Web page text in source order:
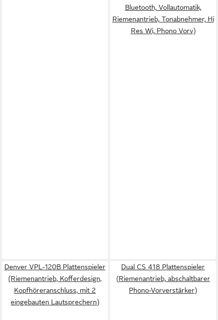
Bluetooth, Vollautomatik,
Riemenantrieb, Tonabnehmer, Hi
Res Wi, Phono Vorv)
Denver VPL-120B Plattenspieler
(Riemenantrieb, Kofferdesign,
Kopfhöreranschluss, mit 2
eingebauten Lautsprechern)
Dual CS 418 Plattenspieler
(Riemenantrieb, abschaltbarer
Phono-Vorverstärker)